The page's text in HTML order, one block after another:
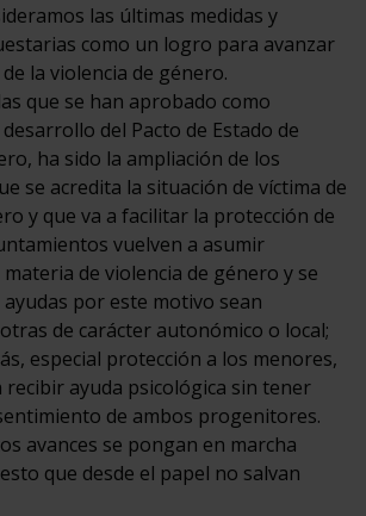
las últimas medidas y
como un logro para avanzar
la violencia de género.
que se han aprobado como
del Pacto de Estado de
ha sido la ampliación de los
se acredita la situación de víctima de
y que va a facilitar la protección de
vuelven a asumir
de violencia de género y se
por este motivo sean
de carácter autonómico o local;
especial protección a los menores,
recibir ayuda psicológica sin tener
de ambos progenitores.
avances se pongan en marcha
que desde el papel no salvan